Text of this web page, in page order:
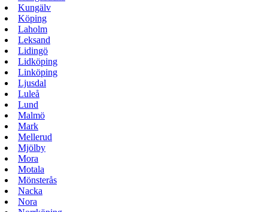
Kungälv
Köping
Laholm
Leksand
Lidingö
Lidköping
Linköping
Ljusdal
Luleå
Lund
Malmö
Mark
Mellerud
Mjölby
Mora
Motala
Mönsterås
Nacka
Nora